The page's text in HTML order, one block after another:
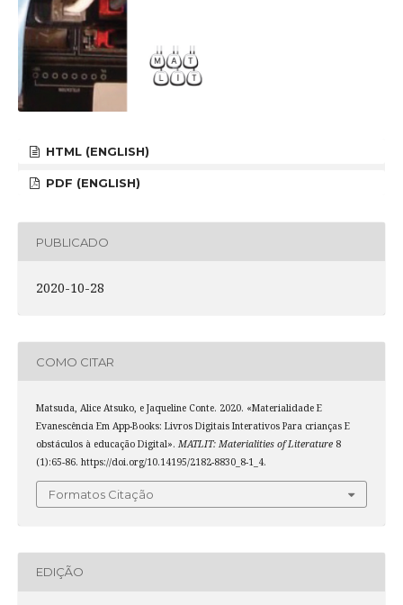
HTML (ENGLISH)
PDF (ENGLISH)
PUBLICADO
2020-10-28
COMO CITAR
Matsuda, Alice Atsuko, e Jaqueline Conte. 2020. «Materialidade E
Evanescência Em App-Books: Livros Digitais Interativos Para crianças E
obstáculos à educação Digital». MATLIT: Materialities of Literature8
(1):65-86. https://doi.org/10.14195/2182-8830_8-1_4.
Formatos Citação
EDIÇÃO